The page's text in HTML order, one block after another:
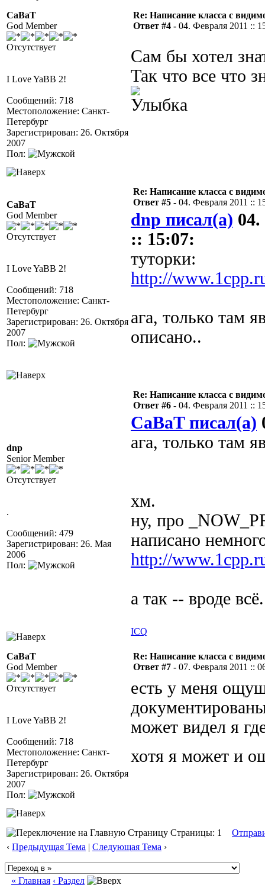
CaBaT
God Member
Отсутствует
I Love YaBB 2!
Сообщений: 718
Местоположение: Санкт-
Петербург
Зарегистрирован: 26. Октября
2007
Пол:
Re: Написание класса с
Ответ #4 - 04. Февраля 2011 ::
Сам бы хотел
Так что все что
CaBaT
God Member
Отсутствует
I Love YaBB 2!
Сообщений: 718
Местоположение: Санкт-
Петербург
Зарегистрирован: 26. Октября
2007
Пол:
Re: Написание класса с
Ответ #5 - 04. Февраля 2011 ::
dnp писал(а)
:: 15:07:
туторки:
http://
ага, только там
описано..
dnp
Senior Member
Отсутствует
.
Сообщений: 479
Зарегистрирован: 26. Мая
2006
Пол:
Re: Написание класса с
Ответ #6 - 04. Февраля 2011 ::
CaBaT писал(а)
ага, только там
хм.
ну, про
написано
http://
а так -- вроде всё.
ICQ
CaBaT
God Member
Отсутствует
I Love YaBB 2!
Сообщений: 718
Местоположение: Санкт-
Петербург
Зарегистрирован: 26. Октября
2007
Пол:
Re: Написание класса с
Ответ #7 - 07. Февраля 2011 ::
есть у меня
может видел я
хотя я может и
Страницы: 1
‹ Предыдущая Тема | Следующая Тема ›
« Главная ‹ Раздел